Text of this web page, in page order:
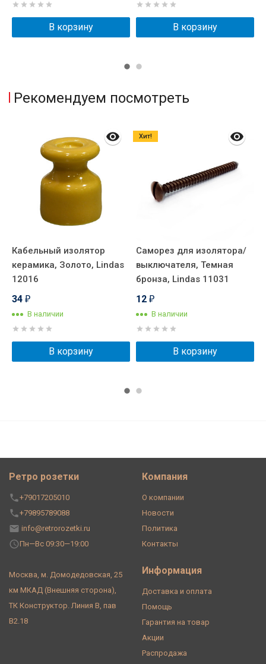
В корзину В корзину
Рекомендуем посмотреть
Кабельный изолятор
керамика, Золото, Lindas
12016
34 ₽
В наличии
В корзину
Саморез для изолятора/
выключателя, Темная
бронза, Lindas 11031
12 ₽
В наличии
В корзину
Хит!
Ретро розетки
+79017205010
+79895789088
info@retrorozetki.ru
Пн—Вс 09:30—19:00
Москва, м. Домодедовская, 25
км МКАД (Внешняя сторона),
ТК Конструктор. Линия В, пав
В2.18
Компания
О компании
Новости
Политика
Контакты
Информация
Доставка и оплата
Помощь
Гарантия на товар
Акции
Распродажа